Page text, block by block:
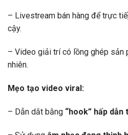
– Livestream bán hàng để trực
cậy.
– Video giải trí có lồng ghép
nhiên.
Mẹo tạo video viral:
– Dẫn dắt bằng “hook” hấp